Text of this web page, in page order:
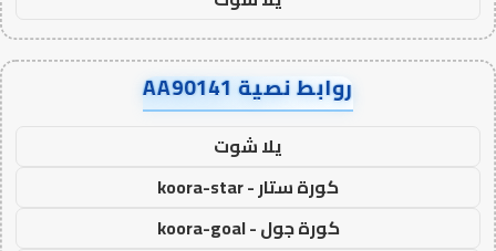
روابط نصية AA90141
يلا شوت
كورة ستار - koora-star
كورة جول - koora-goal